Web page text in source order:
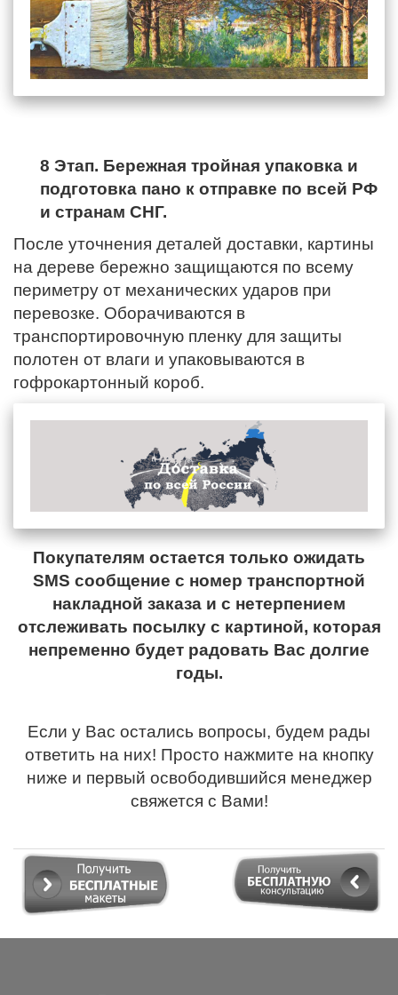
8 Этап. Бережная тройная упаковка и
подготовка пано к отправке по всей РФ
и странам СНГ.
После уточнения деталей доставки, картины
на дереве бережно защищаются по всему
периметру от механических ударов при
перевозке. Оборачиваются в
транспортировочную пленку для защиты
полотен от влаги и упаковываются в
гофрокартонный короб.
Покупателям остается только ожидать
SMS сообщение с номер транспортной
накладной заказа и с нетерпением
отслеживать посылку с картиной, которая
непременно будет радовать Вас долгие
годы.
Если у Вас остались вопросы, будем рады
ответить на них! Просто нажмите на кнопку
ниже и первый освободившийся менеджер
свяжется с Вами!